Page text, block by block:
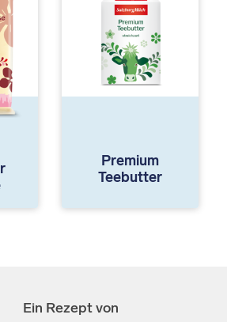
Premium
Teebutter
Ein Rezept von